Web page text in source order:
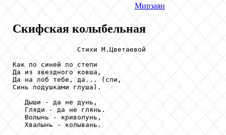
Мирзаян
Скифская колыбельная
                Стихи М.Цветаевой
Как по синей по степи
Да из звездного ковша,
Да на лоб тебе, да... (спи,
Синь подушками глуша).
   Дыши - да не дунь,
   Гляди - да не глянь.
   Волынь - криволунь,
   Хвалынь - колывань.